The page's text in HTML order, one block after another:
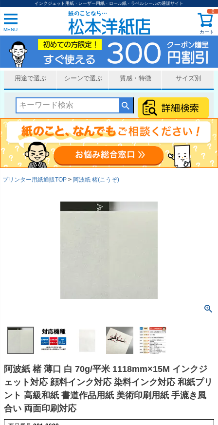
インクジェット用紙・レーザー用紙・ロール紙・ラベルシールの通販サイト
MENU カート
0
用途で選ぶ シーンで選ぶ 質感・特徴 サイズ別
プリンター用紙通販TOP 阿波紙 楮(こうぞ)
阿波紙 楮 薄口 白 70g/平米 1118mm×15M インクジ
ェット対応 顔料インク対応 染料インク対応 和紙プリ
ント 高級和紙 書道作品用紙 美術印刷用紙 手漉き風
合い 両面印刷対応